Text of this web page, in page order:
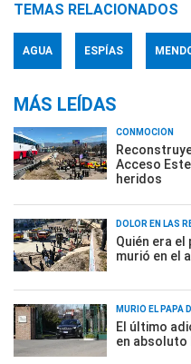
TEMAS RELACIONADOS
AGUA ESPÍAS
MÁS LEÍDAS
CONMOCIÓN
Acceso
heridos
DOLOR EN LAS
Quién era
murió en el
MURIÓ EL PAPÁ
El último
en absoluto